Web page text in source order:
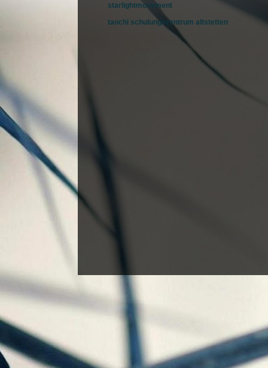
starlightmovement
taochi schulungszentrum altstetten